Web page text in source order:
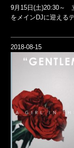
9月15日(土)20:30～
をメインDJに迎える
2018-08-15